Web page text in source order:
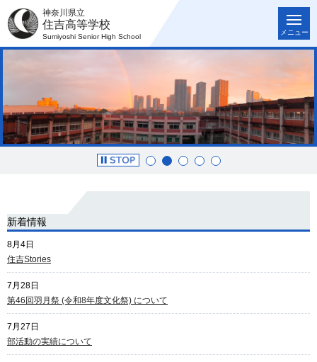
神奈川県立
住吉高等学校
Sumiyoshi Senior High School
メニュー
新着情報
8月4日
住吉Stories
7月28日
第46回羽月祭 (令和8年度文化祭) について
7月27日
部活動の実績について